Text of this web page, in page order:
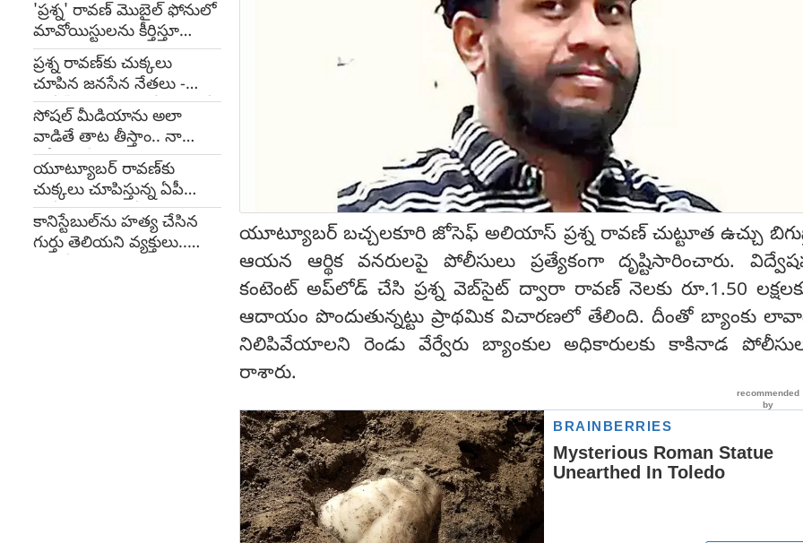
'ప్రశ్న' రావణ్ మొబైల్ ఫోనులో
మావోయిస్టులను కీర్తిస్తూ
ప్రసంగాలు
ప్రశ్న రావణ్‌కు చుక్కలు
చూపిన జనసేన నేతలు -
పోలీస్ వాహనంపై కోడిగుడ్లతో
దాడి
సోషల్ మీడియాను అలా
వాడితే తాట తీస్తాం.. నా
ఆఫీసులో ప్రత్యేక ఫిర్యాదుల
విభాగం... పవన్ (video)
యూట్యూబర్ రావణ్‌కు
చుక్కలు చూపిస్తున్న ఏపీ
పోలీసులు.. మరో కేసు
నమోదు
కానిస్టేబుల్‌ను హత్య చేసిన
గుర్తు తెలియని వ్యక్తులు..
యూట్యూబర్ బచ్చలకూరి జోసెఫ్ అలియాస్ ప్రశ్న రావణ్‌ చుట్టూత ఉచ్చు
ఆయన ఆర్థిక వనరులపై పోలీసులు ప్రత్యేకంగా దృష్టిసారించారు.
కంటెంట్‌ అప్‌లోడ్‌ చేసి ప్రశ్న వెబ్‌సైట్‌ ద్వారా రావణ్‌ నెలకు రూ.1.50
ఆదాయం పొందుతున్నట్టు ప్రాథమిక విచారణలో తేలింది. దీంతో బ్యాంకు
నిలిపివేయాలని రెండు వేర్వేరు బ్యాంకుల అధికారులకు కాకినాడ
రాశారు.